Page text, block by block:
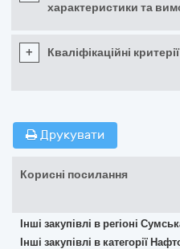
характеристики та
+ Кваліфікаційні критерії
Друкувати
Корисні посилання
Інші закупівлі в регіоні
Інші закупівлі в категорії